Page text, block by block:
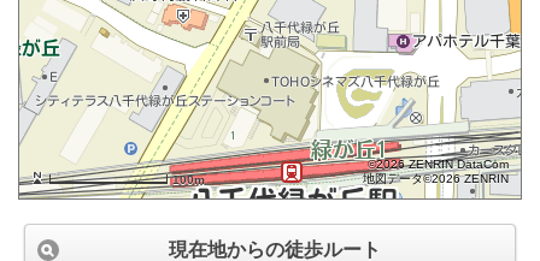
100m
©2026 ZENRIN DataCom
地図データ©2026 ZENRIN
現在地からの徒歩ルート